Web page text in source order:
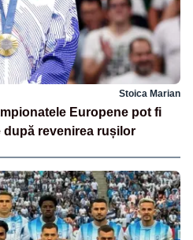
Stoica Marian
Europene pot fi
după revenirea rușilor